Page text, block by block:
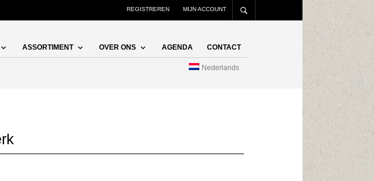
REGISTREREN MIJN ACCOUNT
ASSORTIMENT OVER ONS AGENDA CONTACT
Nederlands